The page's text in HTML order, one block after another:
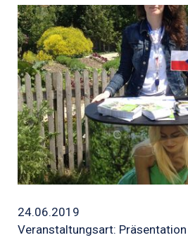
24.06.2019
Veranstaltungsart: Präsentation